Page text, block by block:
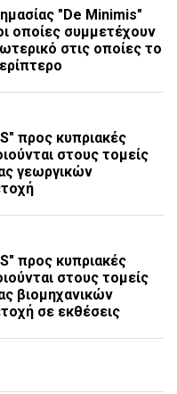
"De Minimis"
οποίες συμμετέχουν
στις οποίες το
προς κυπριακές
στους τομείς
γεωργικών
προς κυπριακές
στους τομείς
βιομηχανικών
σε εκθέσεις